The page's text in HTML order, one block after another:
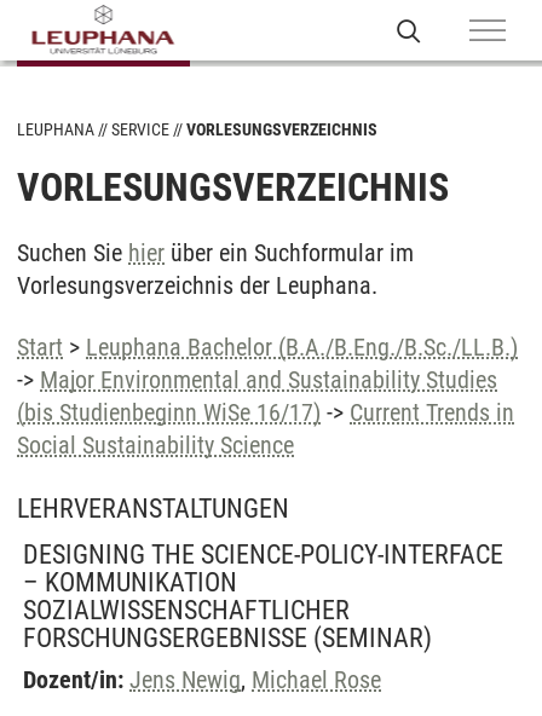
LEUPHANA SERVICE VORLESUNGSVERZEICHNIS
VORLESUNGSVERZEICHNIS
Suchen Sie hier über ein Suchformular im
Vorlesungsverzeichnis der Leuphana.
Start > Leuphana Bachelor (B.A./B.Eng./B.Sc./LL.B.)
-> Major Environmental and Sustainability Studies
(bis Studienbeginn WiSe 16/17) -> Current Trends in
Social Sustainability Science
LEHRVERANSTALTUNGEN
DESIGNING THE SCIENCE-POLICY-INTERFACE
– KOMMUNIKATION
SOZIALWISSENSCHAFTLICHER
FORSCHUNGSERGEBNISSE (SEMINAR)
Dozent/in: Jens Newig, Michael Rose